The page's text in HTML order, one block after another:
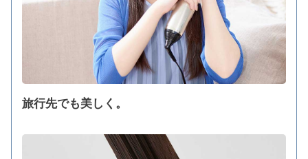
旅行先でも美しく。